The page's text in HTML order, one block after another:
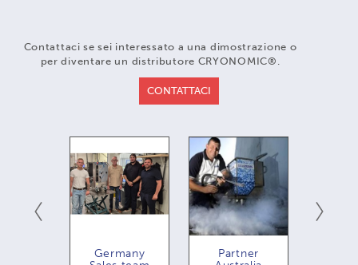
Contattaci se sei interessato a una dimostrazione o
per diventare un distributore CRYONOMIC®.
CONTATTACI
Germany
Partner